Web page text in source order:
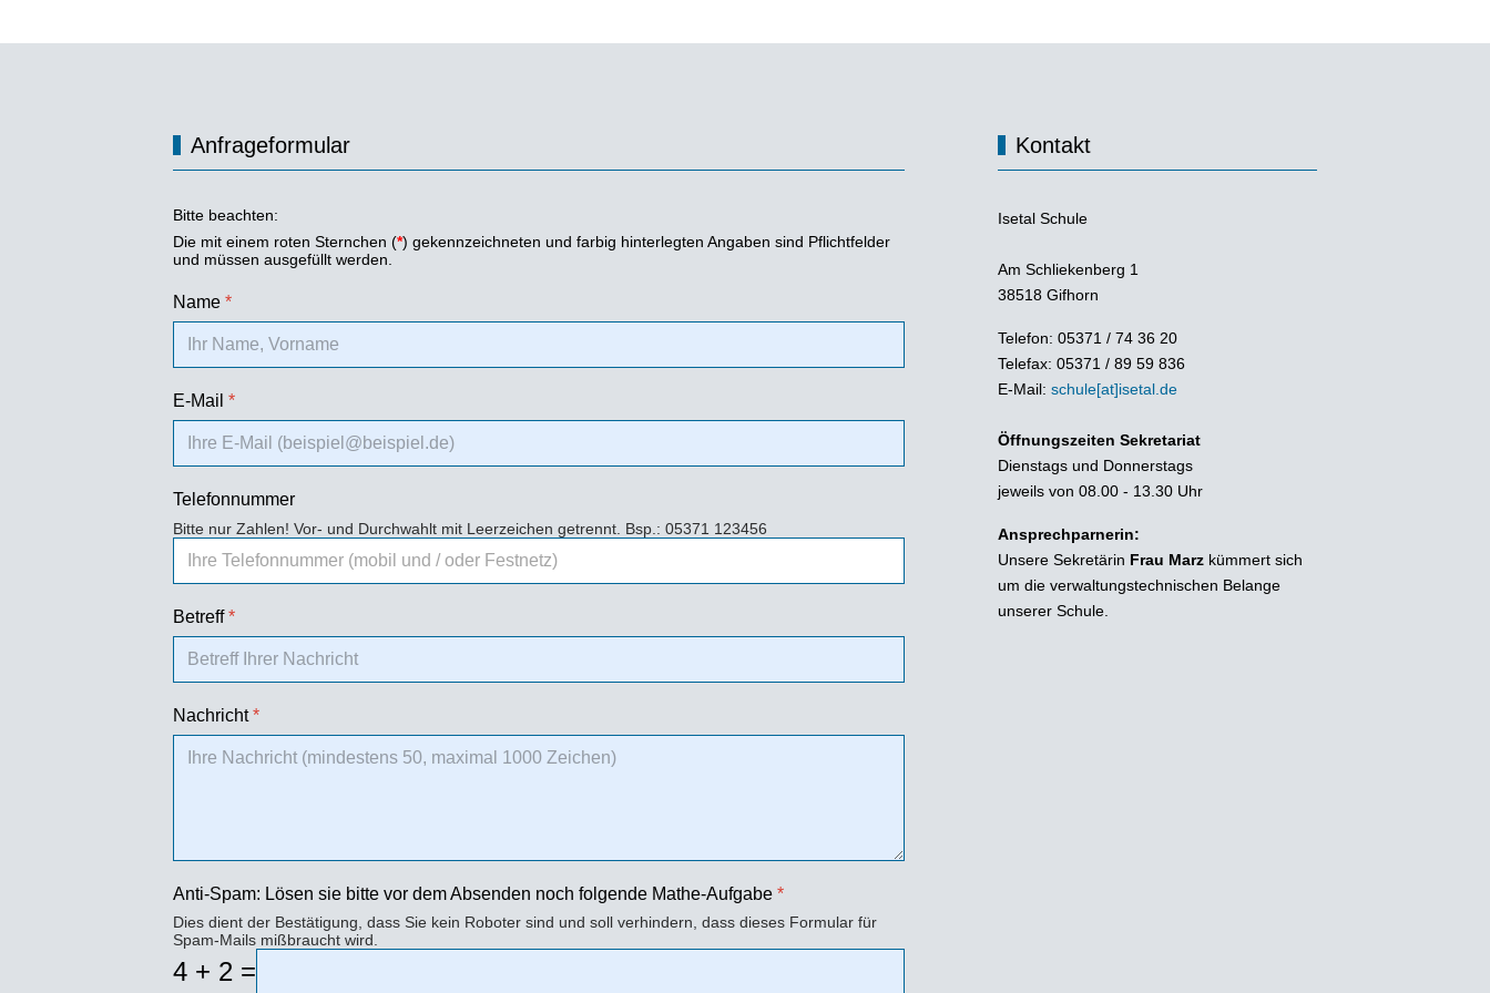
Anfrageformular
Bitte beachten:
Die mit einem roten Sternchen (*) gekennzeichneten und farbig hinterlegten Angaben sind Pflichtfelder
und müssen ausgefüllt werden.
Name *
E-Mail *
Telefonnummer
Bitte nur Zahlen! Vor- und Durchwahlt mit Leerzeichen getrennt. Bsp.: 05371 123456
Betreff*
Nachricht*
Anti-Spam: Lösen sie bitte vor dem Absenden noch folgende Mathe-Aufgabe *
Dies dient der Bestätigung, dass Sie kein Roboter sind und soll verhindern, dass dieses Formular für
Spam-Mails mißbraucht wird.
4 + 2 =
Kontakt
Isetal Schule
Am Schliekenberg 1
38518 Gifhorn
Telefon: 05371 / 74 36 20
Telefax: 05371 / 89 59 836
E-Mail: schule[at]isetal.de
Öffnungszeiten Sekretariat
Dienstags und Donnerstags
jeweils von 08.00 - 13.30 Uhr
Ansprechparnerin:
Unsere Sekretärin Frau Marz kümmert sich
um die verwaltungstechnischen Belange
unserer Schule.